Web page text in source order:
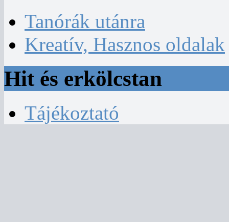
Tanórák utánra
Kreatív, Hasznos oldalak
Hit és erkölcstan
Tájékoztató